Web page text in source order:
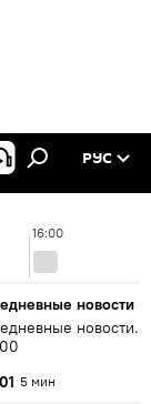
РУС
16:00
новости
новости.
5 мин